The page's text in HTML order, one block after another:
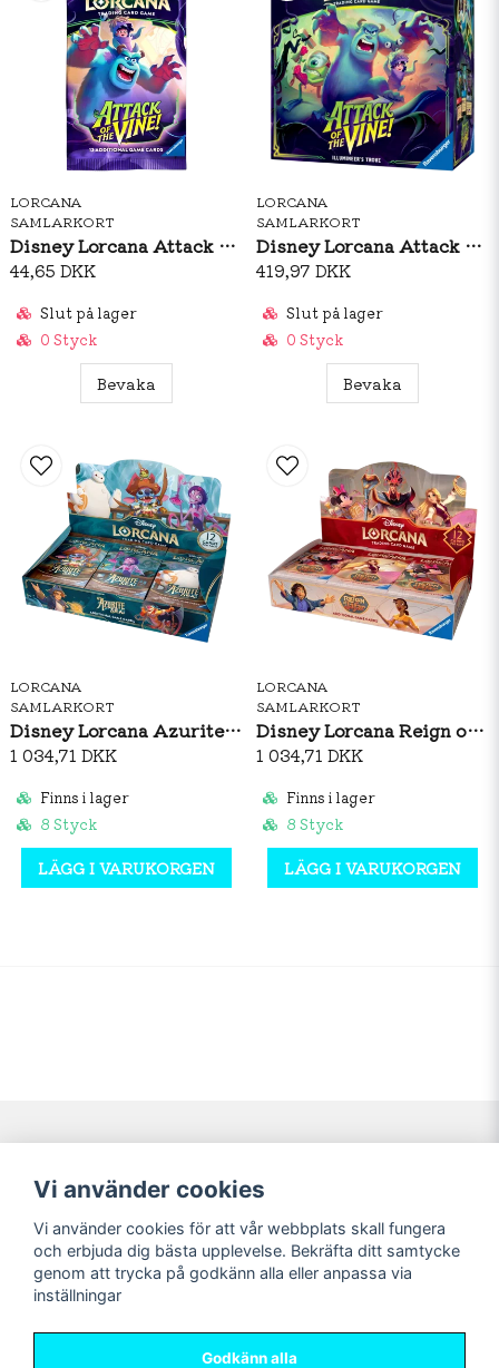
LORCANA
SAMLARKORT
Disney Lorcana Attack of The Vine Booster Pack
44,65 DKK
Slut på lager
0 Styck
Bevaka
LORCANA
SAMLARKORT
Disney Lorcana Attack of The Vine Illuminers Trove
419,97 DKK
Slut på lager
0 Styck
Bevaka
LORCANA
SAMLARKORT
Disney Lorcana Azurite Sea Booster Box
1 034,71 DKK
Finns i lager
8 Styck
LÄGG I VARUKORGEN
LORCANA
SAMLARKORT
Disney Lorcana Reign of Jafar Booster Box
1 034,71 DKK
Finns i lager
8 Styck
LÄGG I VARUKORGEN
Navigering
Nyheter!
Förbeställning
Mitt konto
Logga in
Registrera dig
Glömt lösenord?
Sociala medier
Vi använder cookies
Vi använder cookies för att vår webbplats skall fungera
och erbjuda dig bästa upplevelse. Bekräfta ditt samtycke
genom att trycka på godkänn alla eller anpassa via
inställningar
Godkänn alla